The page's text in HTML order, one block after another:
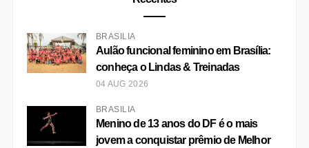
BRASÍLIA
Aulão funcional feminino em Brasília:
conheça o Lindas & Treinadas
04 AUG 2026
BRASÍLIA
Menino de 13 anos do DF é o mais
jovem a conquistar prêmio de Melhor